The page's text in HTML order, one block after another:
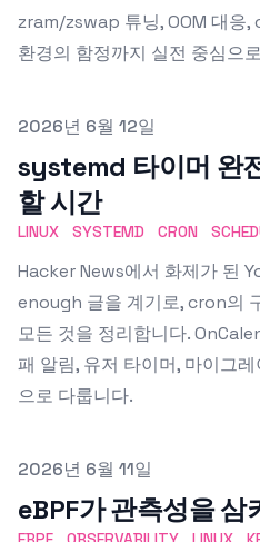
zram/zswap 튜닝, OOM 대응
환경의 함정까지 실전 중심으
Published on
2026년 6월 12일
systemd 타이머 완
할 시간
LINUX SYSTEMD CRON
Hacker News에서 화제가 된
enough 글을 계기로, cron의
모든 것을 정리합니다.
패 알림, 유저 타이머, 마이그
으로 다룹니다.
Published on
2026년 6월 11일
eBPF가 관측성을 삼